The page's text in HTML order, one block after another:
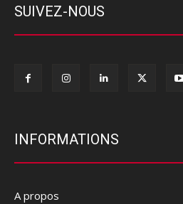
SUIVEZ-NOUS
INFORMATIONS
A propos